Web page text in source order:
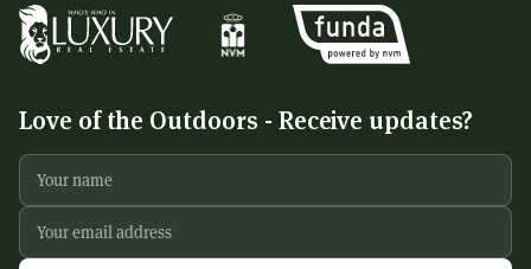
Love of the Outdoors - Receive updates?